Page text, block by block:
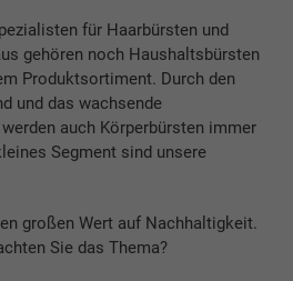
für Haarbürsten und
gehören noch Haushaltsbürsten
Produktsortiment. Durch den
und das wachsende
auch Körperbürsten immer
Segment sind unsere
großen Wert auf Nachhaltigkeit.
Sie das Thema?